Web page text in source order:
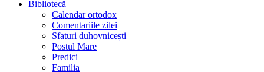
Bibliotecă
Calendar ortodox
Comentariile zilei
Sfaturi duhovnicești
Postul Mare
Predici
Familia